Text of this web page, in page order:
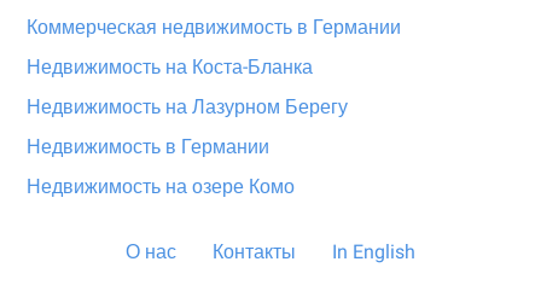
Коммерческая недвижимость в Германии
Недвижимость на Коста-Бланка
Недвижимость на Лазурном Берегу
Недвижимость в Германии
Недвижимость на озере Комо
О нас Контакты In English